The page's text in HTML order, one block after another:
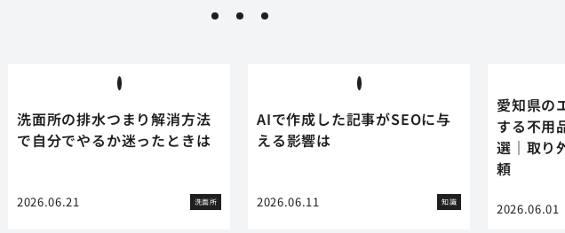
洗面所の排水つまり解消方法
で自分でやるか迷ったときは
2026.06.21 洗面所
AIで作成した記事がSEOに与
える影響は
2026.06.11 知識
愛知県の
する不用
選｜取り
頼
2026.06.01